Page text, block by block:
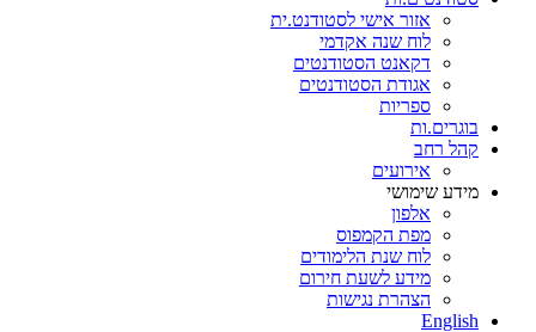
אזור אישי לסטודנט.ית
לוח שנה אקדמי
דקאנט הסטודנטים
אגודת הסטודנטים
ספריות
בוגרים.ות
קהל רחב
אירועים
מידע שימושי
אלפון
מפת הקמפוס
לוח שנת הלימודים
מידע לשעת חירום
הצהרת נגישות
English